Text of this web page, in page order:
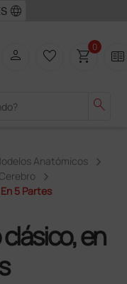
language
search
person favorite_border shopping_cart0 two_pager
Anatómicos
Cerebro
5 Partes
en